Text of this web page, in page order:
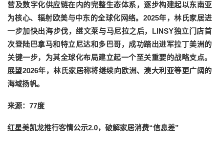
营及数字化供应链在内的完整生态体系，逐步构建起以东南亚
为核心、辐射欧美与中东的全球化网络。2025年，林氏家居进
一步加快出海步伐，继文莱与马尼拉之后，LINSY独立门店首
次登陆巴拿马和特立尼达和多巴哥，成功踏出进军拉丁美洲的
关键一步，为其全球化布局建立起一个至关重要的战略支点。
展望2026年，林氏家居称将继续向欧洲、澳大利亚等更广阔的
海域扬帆。
来源：77度
红星美凯龙推行客情公示2.0，破解家居消费“信息差”